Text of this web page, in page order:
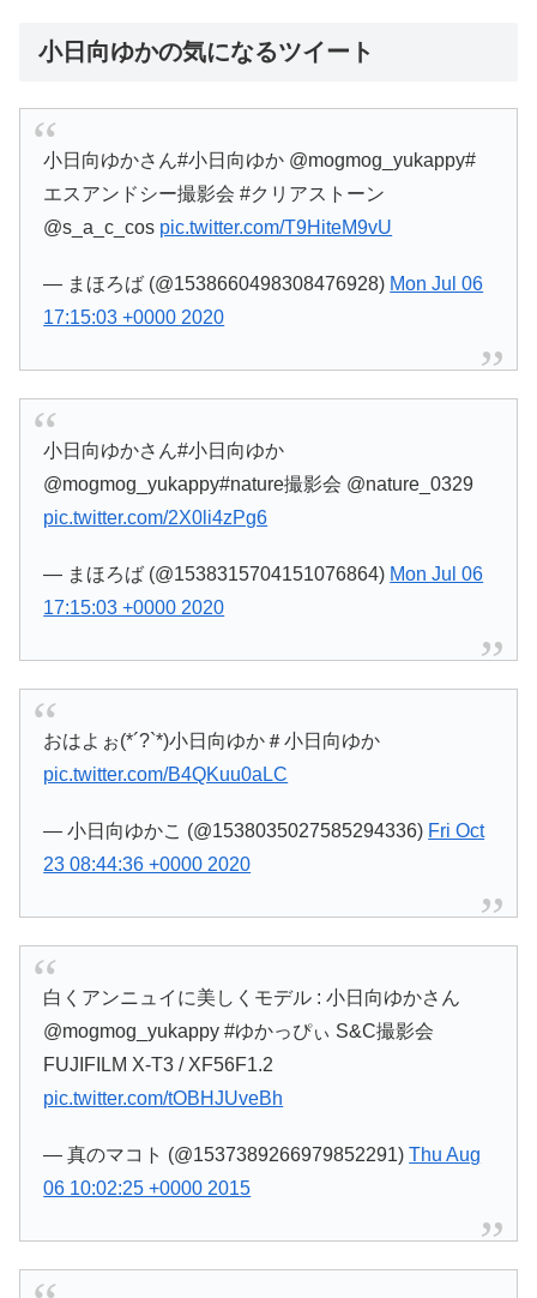
小日向ゆかの気になるツイート
小日向ゆかさん#小日向ゆか @mogmog_yukappy#
エスアンドシー撮影会 #クリアストーン
@s_a_c_cos pic.twitter.com/T9HiteM9vU
— まほろば (@1538660498308476928) Mon Jul 06
17:15:03 +0000 2020
小日向ゆかさん#小日向ゆか
@mogmog_yukappy#nature撮影会 @nature_0329
pic.twitter.com/2X0li4zPg6
— まほろば (@1538315704151076864) Mon Jul 06
17:15:03 +0000 2020
おはよぉ(*´?`*)小日向ゆか＃小日向ゆか
pic.twitter.com/B4QKuu0aLC
— 小日向ゆかこ (@1538035027585294336) Fri Oct
23 08:44:36 +0000 2020
白くアンニュイに美しくモデル : 小日向ゆかさん
@mogmog_yukappy #ゆかっぴぃ S&C撮影会
FUJIFILM X-T3 / XF56F1.2
pic.twitter.com/tOBHJUveBh
— 真のマコト (@1537389266979852291)Thu Aug
06 10:02:25 +0000 2015